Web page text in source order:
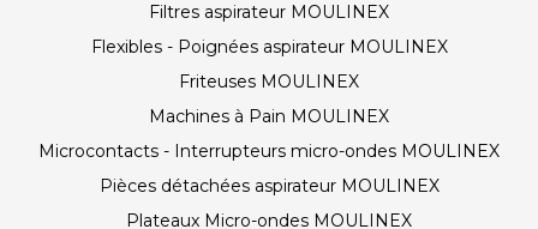
Filtres aspirateur MOULINEX
Flexibles - Poignées aspirateur MOULINEX
Friteuses MOULINEX
Machines à Pain MOULINEX
Microcontacts - Interrupteurs micro-ondes MOULINEX
Pièces détachées aspirateur MOULINEX
Plateaux Micro-ondes MOULINEX